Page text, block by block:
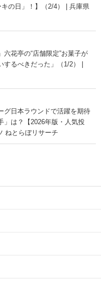
キの日」！】（2/4） | 兵庫県
六花亭の“店舗限定”お菓子が
るべきだった」（1/2） |
グ日本ラウンドで活躍を期待
」は？【2026年版・人気投
ねとらぼリサーチ